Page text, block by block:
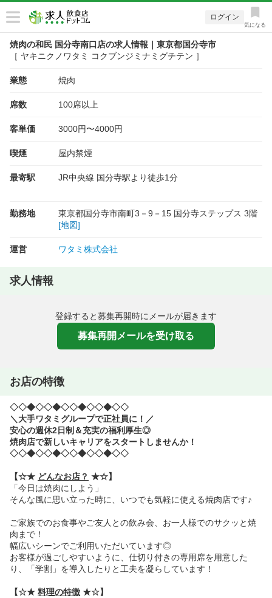
ログイン
気になる
焼肉の和民 国分寺南口店の求人情報｜東京都国分寺市
［ ヤキニクノワタミ コクブンジミナミグチテン ］
業態 焼肉
席数 100席以上
客単価 3000円〜4000円
喫煙 屋内禁煙
最寄駅 JR中央線 国分寺駅より徒歩1分
勤務地
東京都国分寺市南町3－9－15 国分寺ステップス 3階
[地図]
運営 ワタミ株式会社
求人情報
登録すると募集再開時にメールが届きます
募集再開メールを受け取る
お店の特徴
◇◇◆◇◇◆◇◇◆◇◇◆◇◇
＼大手ワタミグループで正社員に！／
安心の週休2日制＆充実の福利厚生◎
焼肉店で新しいキャリアをスタートしませんか！
◇◇◆◇◇◆◇◇◆◇◇◆◇◇
【☆★ どんなお店？ ★☆】
「今日は焼肉にしよう」
そんな風に思い立った時に、いつでも気軽に使える焼肉店です♪
ご家族でのお食事やご友人との飲み会、お一人様でのサクッと焼
肉まで！
幅広いシーンでご利用いただいています◎
お客様が過ごしやすいように、仕切り付きの専用席を用意した
り、「学割」を導入したりと工夫を凝らしています！
【☆★ 料理の特徴 ★☆】